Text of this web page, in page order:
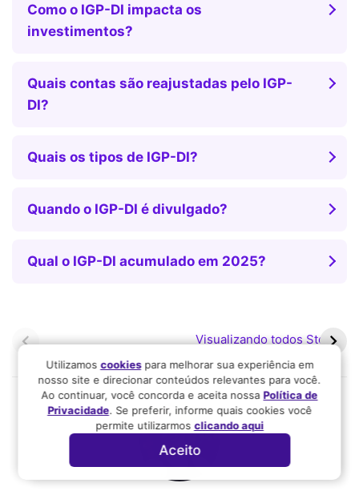
Como o IGP-DI impacta os
investimentos?
Quais contas são reajustadas pelo IGP-
DI?
Quais os tipos de IGP-DI?
Quando o IGP-DI é divulgado?
Qual o IGP-DI acumulado em 2025?
Visualizando todos Stories
PIS/Pasep iniciam em
fevereiro com novas
regras
valor médio superior a R$
Utilizamos cookiespara melhorar sua experiência em
nosso site e direcionar conteúdos relevantes para você.
Ao continuar, você concorda e aceita nossaPolítica de
Privacidade. Se preferir, informe quais cookies você
permite utilizarmos clicando aqui
Aceito